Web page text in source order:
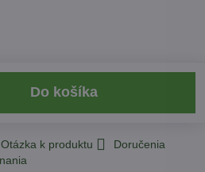
Do košíka
Otázka k produktu Doručenia